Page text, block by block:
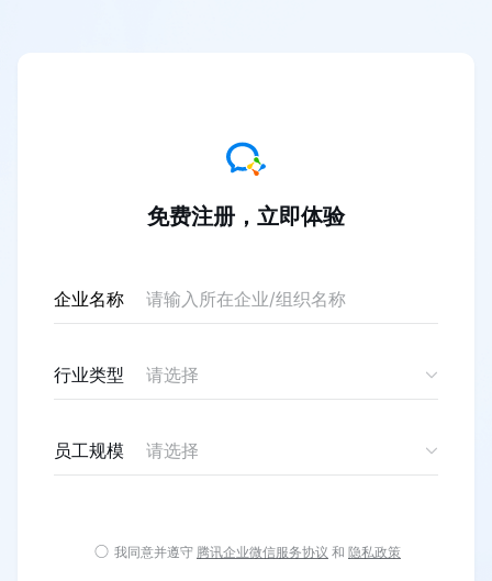
免费注册，立即体验
企业名称
行业类型 请选择
员工规模 请选择
我同意并遵守 腾讯企业微信服务协议 和 隐私政策